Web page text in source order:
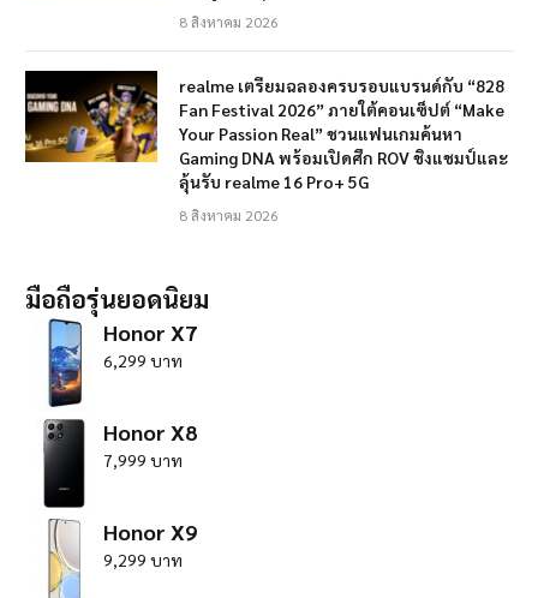
8 สิงหาคม 2026
realme เตรียมฉลองครบรอบแบรนด์กับ “828
Fan Festival 2026” ภายใต้คอนเซ็ปต์ “Make
Your Passion Real” ชวนแฟนเกมค้นหา
Gaming DNA พร้อมเปิดศึก ROV ชิงแชมป์และ
ลุ้นรับ realme 16 Pro+ 5G
8 สิงหาคม 2026
มือถือรุ่นยอดนิยม
Honor X7
6,299 บาท
Honor X8
7,999 บาท
Honor X9
9,299 บาท